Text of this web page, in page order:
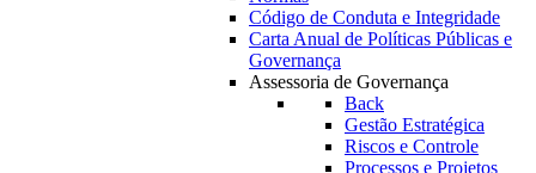
Código de Conduta e Integridade
Carta Anual de Políticas Públicas e
Governança
Assessoria de Governança
Back
Gestão Estratégica
Riscos e Controle
Processos e Projetos